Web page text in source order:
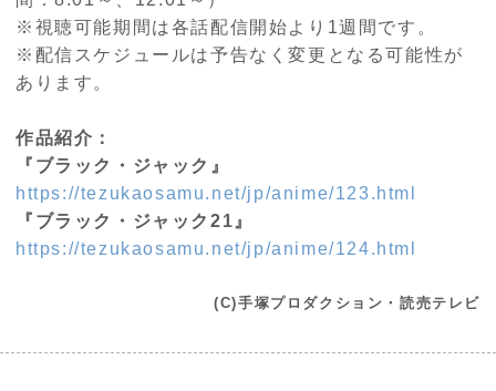
※視聴可能期間は各話配信開始より1週間です。
※配信スケジュールは予告なく変更となる可能性が
あります。
作品紹介：
『ブラック・ジャック』
https://tezukaosamu.net/jp/anime/123.html
『ブラック・ジャック21』
https://tezukaosamu.net/jp/anime/124.html
(C)手塚プロダクション・読売テレビ